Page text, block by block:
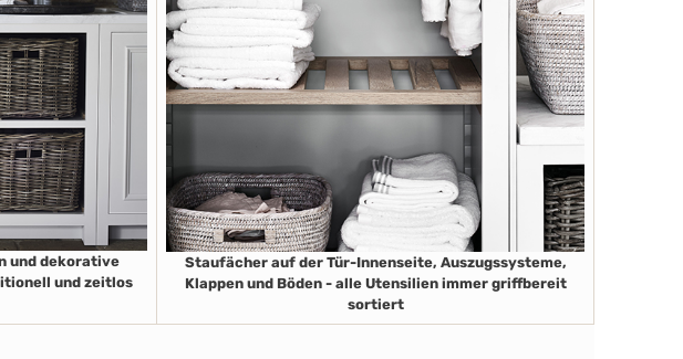
und dekorative
und zeitlos
Staufächer auf der Tür-Innenseite, Auszugssysteme,
Klappen und Böden - alle Utensilien immer griffbereit
sortiert